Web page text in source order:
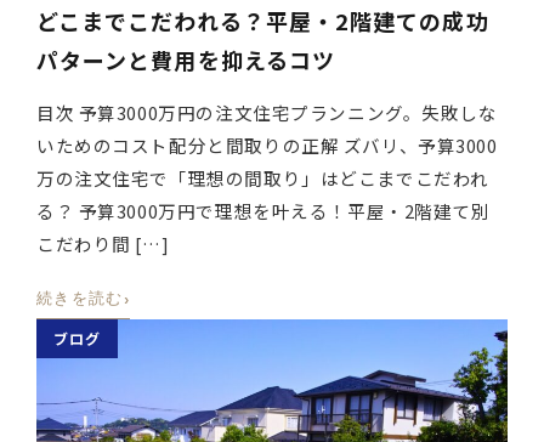
どこまでこだわれる？平屋・2階建ての成功
パターンと費用を抑えるコツ
目次 予算3000万円の注文住宅プランニング。失敗しな
いためのコスト配分と間取りの正解 ズバリ、予算3000
万の注文住宅で「理想の間取り」はどこまでこだわれ
る？ 予算3000万円で理想を叶える！平屋・2階建て別
こだわり間 […]
続きを読む ›
ブログ